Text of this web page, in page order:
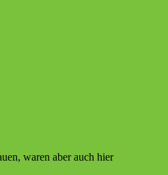
waren aber auch hier